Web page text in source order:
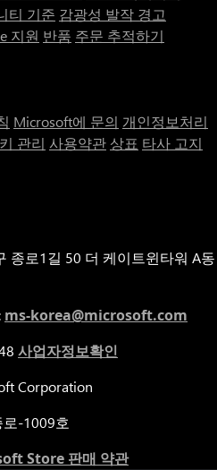
티 기준 감광성 발작 경고
지원 반품 주문 추적하기
Microsoft에 문의 개인정보처리
관리 사용약관 상표 타사 고지
종로1길 50 더 케이트윈타워 A동
ms-korea@microsoft.com
사업자정보확인
Corporation
-1009호
Store 판매 약관